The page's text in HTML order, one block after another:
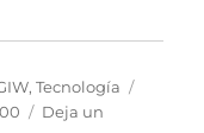
,Tecnología
Deja un